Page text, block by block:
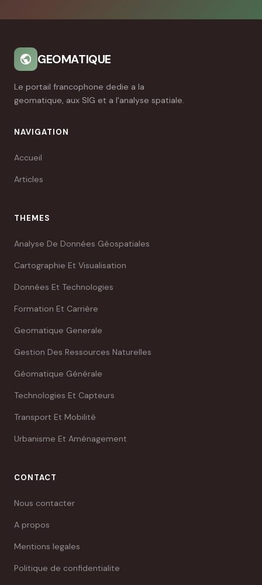
GEOMATIQUE
Le portail francophone dedie a la
geomatique, aux SIG et a l'analyse spatiale.
NAVIGATION
Accueil
Articles
THEMES
Analyse De Données Géospatiales
Cartographie Et Visualisation
Données Et Technologies
Formation Et Carrière
Geomatique Generale
Gestion Des Ressources Naturelles
Géomatique Générale
Technologies Et Capteurs
Transport Et Mobilité
Urbanisme Et Aménagement
CONTACT
Nous contacter
A propos
Mentions legales
Politique de confidentialite